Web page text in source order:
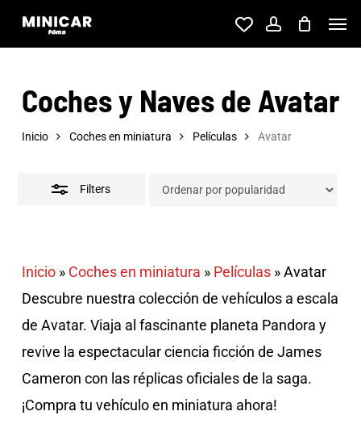
Skip
content
account
Coches y Naves de Avatar
Inicio Coches en miniatura Películas Avatar
Filters
Inicio» Coches en miniatura » Películas»Avatar
Descubre nuestra colección de vehículos a escala
de Avatar. Viaja al fascinante planeta Pandora y
revive la espectacular ciencia ficción de James
Cameron con las réplicas oficiales de la saga.
¡Compra tu vehículo en miniatura ahora!